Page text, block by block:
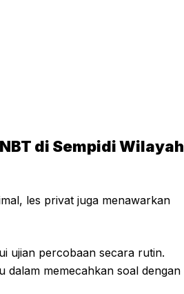
di Sempidi Wilayah
les privat juga menawarkan
ujian percobaan secara rutin.
dalam memecahkan soal dengan